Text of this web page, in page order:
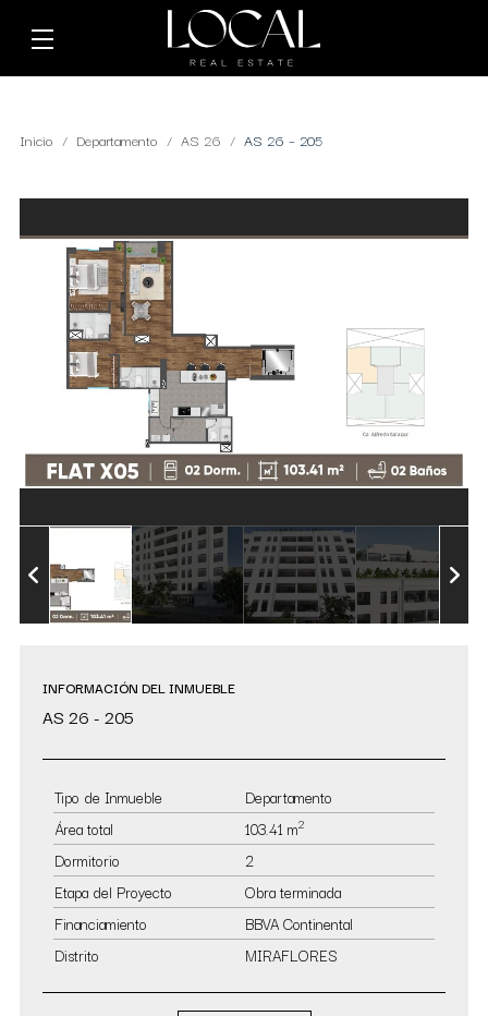
Inicio Departamento AS 26 AS 26 – 205
INFORMACIÓN DEL INMUEBLE
AS 26 - 205
Tipo de Inmueble
Departamento
Área total
103.41 m2
Dormitorio
2
Etapa del Proyecto
Obra terminada
Financiamiento
BBVA Continental
Distrito
MIRAFLORES